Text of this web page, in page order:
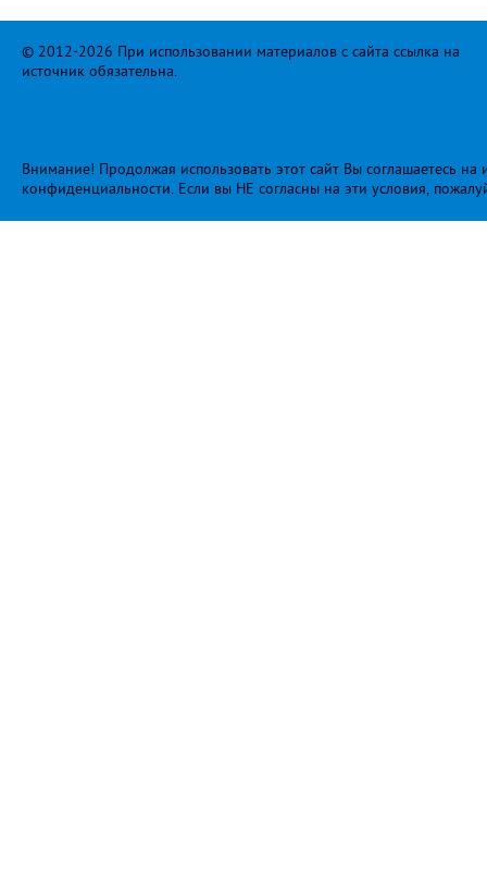
© 2012-2026 При использовании материалов с сайта ссылка на
источник обязательна.
Внимание! Продолжая использовать этот сайт Вы соглашаетесь
конфиденциальности. Если вы НЕ согласны на эти условия,